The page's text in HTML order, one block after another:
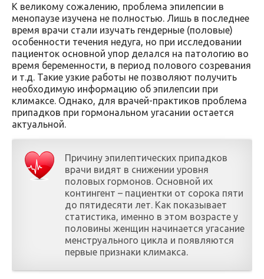
К великому сожалению, проблема эпилепсии в
менопаузе изучена не полностью. Лишь в последнее
время врачи стали изучать гендерные (половые)
особенности течения недуга, но при исследовании
пациенток основной упор делался на патологию во
время беременности, в период полового созревания
и т.д. Такие узкие работы не позволяют получить
необходимую информацию об эпилепсии при
климаксе. Однако, для врачей-практиков проблема
припадков при гормональном угасании остается
актуальной.
Причину эпилептических припадков
врачи видят в снижении уровня
половых гормонов. Основной их
контингент – пациентки от сорока пяти
до пятидесяти лет. Как показывает
статистика, именно в этом возрасте у
половины женщин начинается угасание
менструального цикла и появляются
первые признаки климакса.